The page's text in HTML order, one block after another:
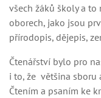
všech žáků školy a to
oborech, jako jsou
přírodopis, dějepis,
Čtenářství bylo pro
i to, že většina sboru
Čtením a psaním ke